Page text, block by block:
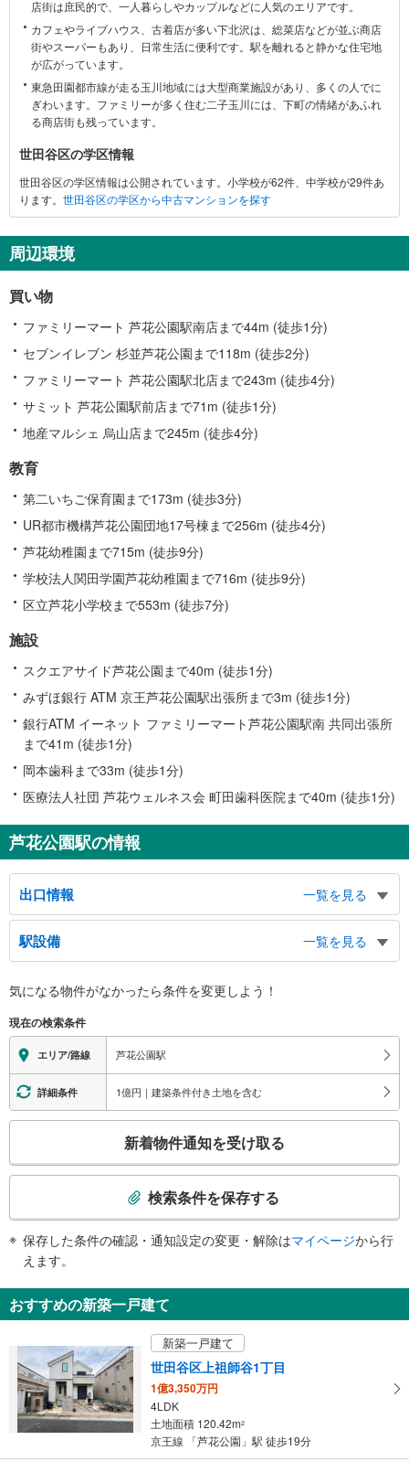
区
に
関
す
る
店街は庶民的で、一人暮らしやカップルなどに人気のエリアです。
カフェやライブハウス、古着店が多い下北沢は、総菜店などが並ぶ商店
街やスーパーもあり、日常生活に便利です。駅を離れると静かな住宅地
が広がっています。
東急田園都市線が走る玉川地域には大型商業施設があり、多くの人でに
ぎわいます。ファミリーが多く住む二子玉川には、下町の情緒があふれ
る商店街も残っています。
世田谷区の学区情報
世田谷区の学区情報は公開されています。小学校が62件、中学校が29件あ
ります。 世田谷区の学区から中古マンションを探す
周辺環境
買い物
ファミリーマート 芦花公園駅南店まで44m (徒歩1分)
セブンイレブン 杉並芦花公園まで118m (徒歩2分)
ファミリーマート 芦花公園駅北店まで243m (徒歩4分)
サミット 芦花公園駅前店まで71m (徒歩1分)
地産マルシェ 烏山店まで245m (徒歩4分)
教育
第二いちご保育園まで173m (徒歩3分)
UR都市機構芦花公園団地17号棟まで256m (徒歩4分)
芦花幼稚園まで715m (徒歩9分)
学校法人関田学園芦花幼稚園まで716m (徒歩9分)
区立芦花小学校まで553m (徒歩7分)
施設
スクエアサイド芦花公園まで40m (徒歩1分)
みずほ銀行 ATM 京王芦花公園駅出張所まで3m (徒歩1分)
銀行ATM イーネット ファミリーマート芦花公園駅南 共同出張所
まで41m (徒歩1分)
岡本歯科まで33m (徒歩1分)
医療法人社団 芦花ウェルネス会 町田歯科医院まで40m (徒歩1分)
芦花公園駅の情報
出口情報
一覧を見る
北口
北烏山１丁目方面、南烏山３・４丁目方面、上高井戸１丁目方面、甲州街道
南口
南烏山１・２丁目方面、粕谷２丁目方面、蘆花恒春園（芦花公園）、世田谷文
駅設備
一覧を見る
※段差なしでの移動経路
地上⇔改札⇔ホーム：○
エレベータ
・各ホーム⇔改札
・北口
・南口
エスカレータ
・北口
・南口
《多機能トイレ》
・改札内
その他
・ＡＥＤ
気になる物件がなかったら条件を変更しよう！
現在の検索条件
エリア/路線 芦花公園駅
詳細条件 1億円｜建築条件付き土地を含む
検
知
を
け
取
る
・
条
新着物件通知を受け取る
検索条件を保存する
保存した条件の確認・通知設定の変更・解除はマイページから行
えます。
おすすめの新築一戸建て
新築一戸建て
世田谷区上祖師谷1丁目
1億3,350万円
4LDK
土地面積 120.42m2
京王線 「芦花公園」駅 徒歩19分